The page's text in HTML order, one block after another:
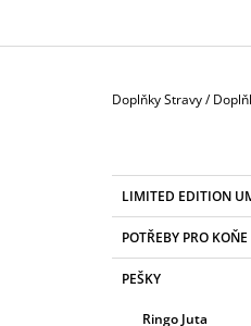
Domů
Doplňky Stravy/
kategorie
K
T
G
O
LIMITED EDITION
POTŘEBY PRO KOŇE
PEŠKY
Ringo Juta